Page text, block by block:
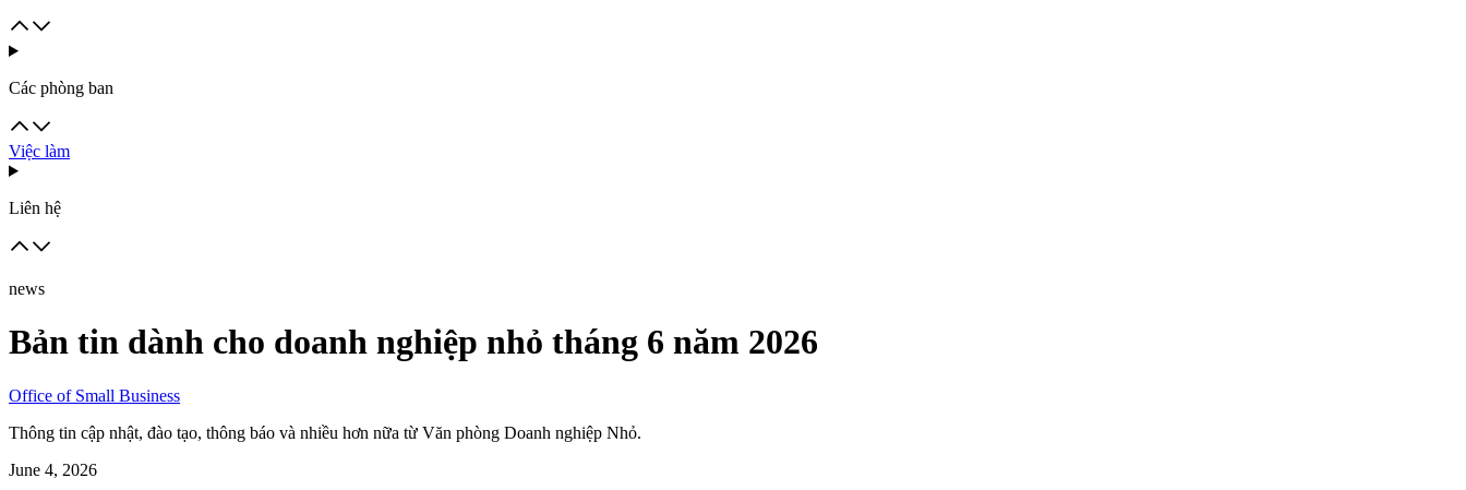
Các phòng ban
Việc làm
Liên hệ
news
Bản tin dành cho doanh nghiệp nhỏ tháng 6 năm 2026
Office of Small Business
Thông tin cập nhật, đào tạo, thông báo và nhiều hơn nữa từ Văn phòng Doanh nghiệp Nhỏ.
June 4, 2026